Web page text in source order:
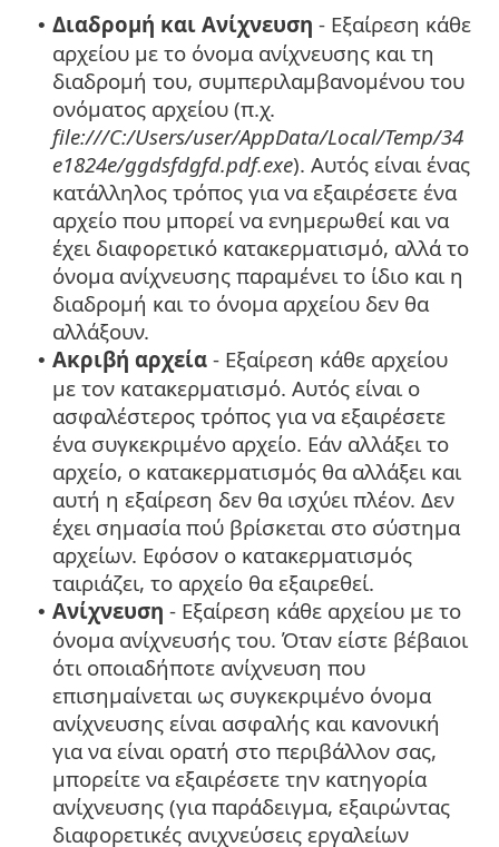
• Διαδρομή και Ανίχνευση - Εξαίρεση κάθε
αρχείου με το όνομα ανίχνευσης και τη
διαδρομή του, συμπεριλαμβανομένου του
ονόματος αρχείου (π.χ.
file:///C:/Users/user/AppData/Local/Temp/34
e1824e/ggdsfdgfd.pdf.exe). Αυτός είναι ένας
κατάλληλος τρόπος για να εξαιρέσετε ένα
αρχείο που μπορεί να ενημερωθεί και να
έχει διαφορετικό κατακερματισμό, αλλά το
όνομα ανίχνευσης παραμένει το ίδιο και η
διαδρομή και το όνομα αρχείου δεν θα
αλλάξουν.
• Ακριβή αρχεία - Εξαίρεση κάθε αρχείου
με τον κατακερματισμό. Αυτός είναι ο
ασφαλέστερος τρόπος για να εξαιρέσετε
ένα συγκεκριμένο αρχείο. Εάν αλλάξει το
αρχείο, ο κατακερματισμός θα αλλάξει και
αυτή η εξαίρεση δεν θα ισχύει πλέον. Δεν
έχει σημασία πού βρίσκεται στο σύστημα
αρχείων. Εφόσον ο κατακερματισμός
ταιριάζει, το αρχείο θα εξαιρεθεί.
• Ανίχνευση - Εξαίρεση κάθε αρχείου με το
όνομα ανίχνευσής του. Όταν είστε βέβαιοι
ότι οποιαδήποτε ανίχνευση που
επισημαίνεται ως συγκεκριμένο όνομα
ανίχνευσης είναι ασφαλής και κανονική
για να είναι ορατή στο περιβάλλον σας,
μπορείτε να εξαιρέσετε την κατηγορία
ανίχνευσης (για παράδειγμα, εξαιρώντας
διαφορετικές ανιχνεύσεις εργαλείων